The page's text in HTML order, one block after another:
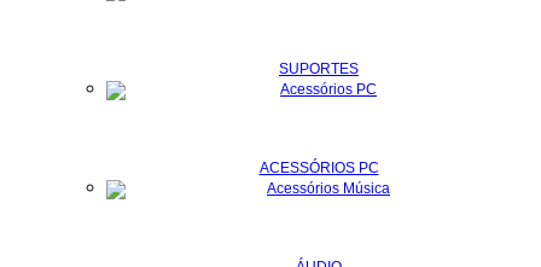
SUPORTES
ACESSÓRIOS PC